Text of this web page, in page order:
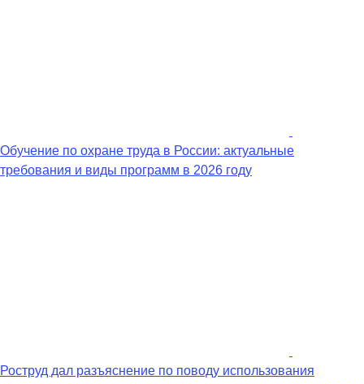
Обучение по охране труда в России: актуальные
требования и виды программ в 2026 году
Роструд дал разъяснение по поводу использования